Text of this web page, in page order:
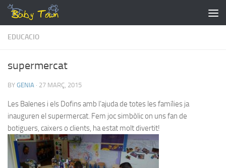
Skip to content
EDUCACIO
supermercat
BY GENIA · 27 MARÇ, 2015
Les Balenes i els Dofins amb l’ajuda de totes les famílies ja
inauguren el supermercat. Fem joc simbòlic on uns fan de
botiguers, caixers o clients, ha estat molt divertit!